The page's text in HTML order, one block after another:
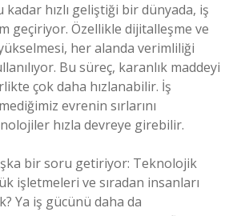
hızlı geliştiği bir dünyada, iş
geçiriyor. Özellikle dijitalleşme ve
her alanda verimliliği
Bu süreç, karanlık maddeyi
çok daha hızlanabilir. İş
evrenin sırlarını
hızla devreye girebilir.
bir soru getiriyor: Teknolojik
işletmeleri ve sıradan insanları
Ya iş gücünü daha da